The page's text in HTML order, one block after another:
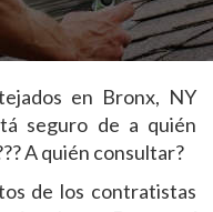
en Bronx, NY
seguro de a quién
A quién consultar?
de los contratistas